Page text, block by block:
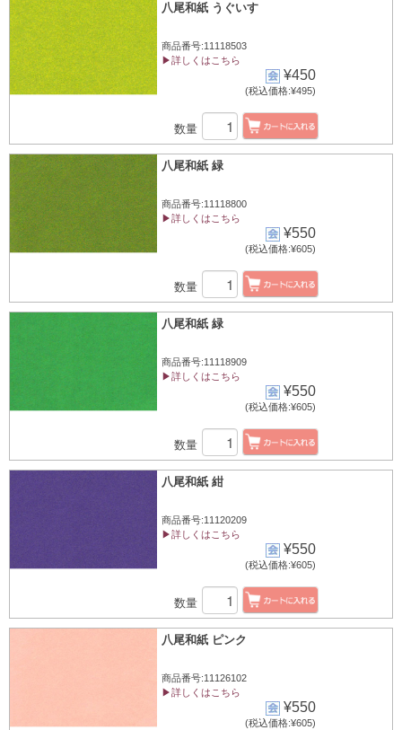
八尾和紙 うぐいす
商品番号:11118503
▶詳しくはこちら
¥450
(税込価格:¥495)
数量
八尾和紙 緑
商品番号:11118800
▶詳しくはこちら
¥550
(税込価格:¥605)
数量
八尾和紙 緑
商品番号:11118909
▶詳しくはこちら
¥550
(税込価格:¥605)
数量
八尾和紙 紺
商品番号:11120209
▶詳しくはこちら
¥550
(税込価格:¥605)
数量
八尾和紙 ピンク
商品番号:11126102
▶詳しくはこちら
¥550
(税込価格:¥605)